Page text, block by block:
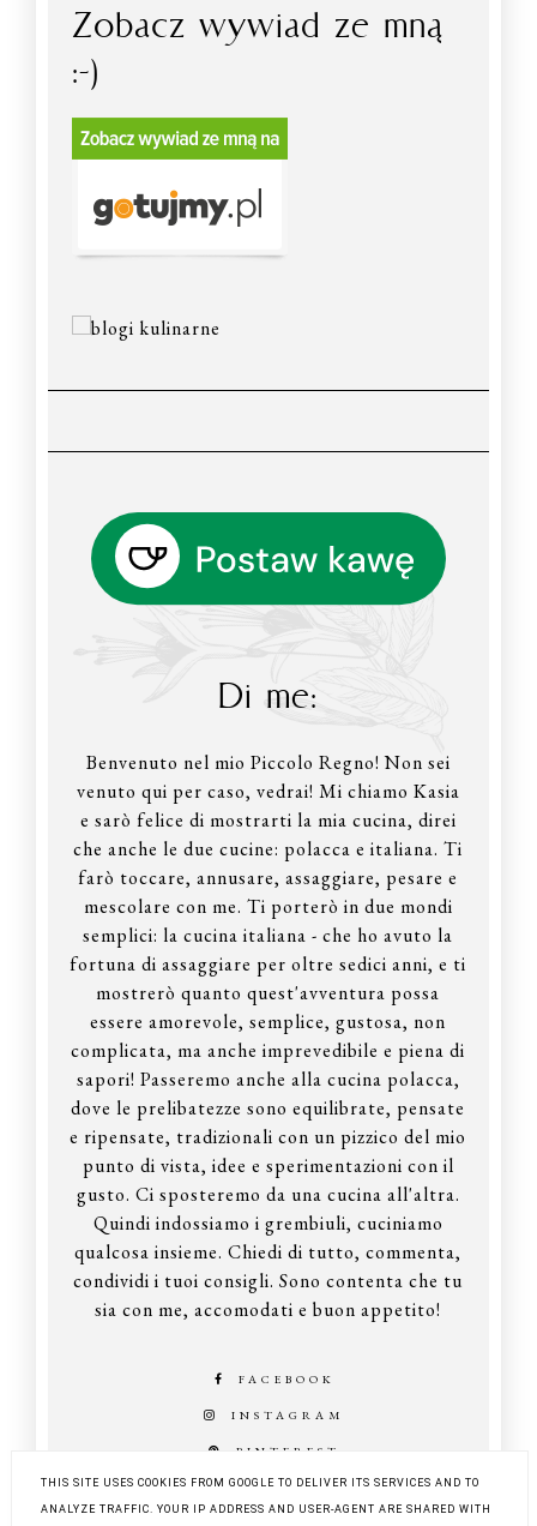
Zobacz wywiad ze mną
:-)
Di me:
Benvenuto nel mio Piccolo Regno! Non sei
venuto qui per caso, vedrai! Mi chiamo Kasia
e sarò felice di mostrarti la mia cucina, direi
che anche le due cucine: polacca e italiana. Ti
farò toccare, annusare, assaggiare, pesare e
mescolare con me. Ti porterò in due mondi
semplici: la cucina italiana - che ho avuto la
fortuna di assaggiare per oltre sedici anni, e ti
mostrerò quanto quest'avventura possa
essere amorevole, semplice, gustosa, non
complicata, ma anche imprevedibile e piena di
sapori! Passeremo anche alla cucina polacca,
dove le prelibatezze sono equilibrate, pensate
e ripensate, tradizionali con un pizzico del mio
punto di vista, idee e sperimentazioni con il
gusto. Ci sposteremo da una cucina all'altra.
Quindi indossiamo i grembiuli, cuciniamo
qualcosa insieme. Chiedi di tutto, commenta,
condividi i tuoi consigli. Sono contenta che tu
sia con me, accomodati e buon appetito!
FACEBOOK
INSTAGRAM
PINTEREST
THIS SITE USES COOKIES FROM GOOGLE TO DELIVER ITS SERVICES AND TO
ANALYZE TRAFFIC. YOUR IP ADDRESS AND USER-AGENT ARE SHARED WITH